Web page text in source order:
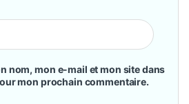
nom, mon e-mail et mon site dans
mon prochain commentaire.